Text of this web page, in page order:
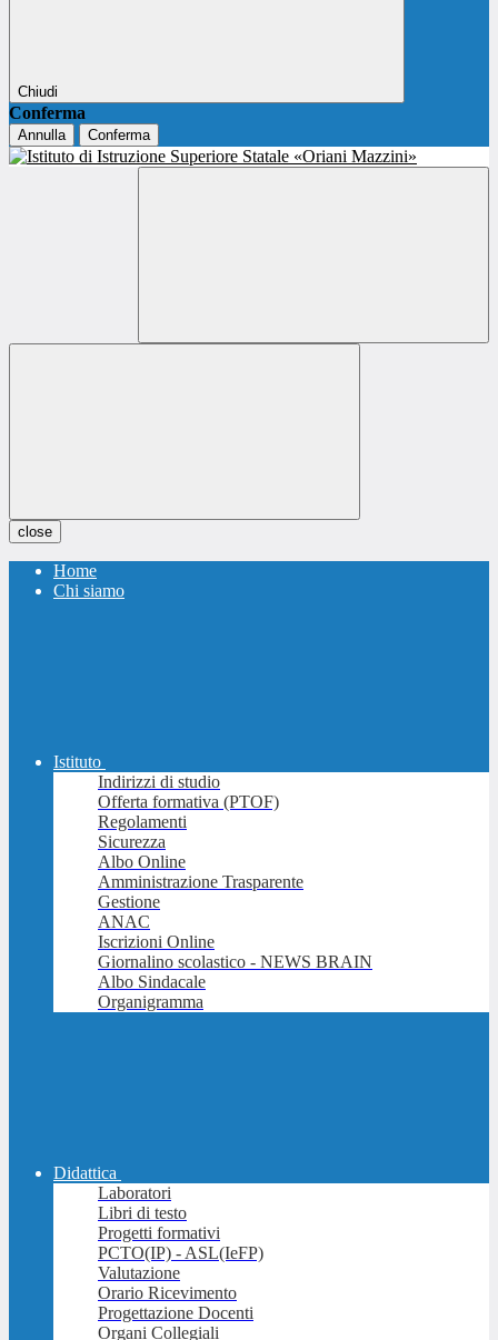
Chiudi
Conferma
Annulla Conferma
close
Home
Chi siamo
Istituto
Indirizzi di studio
Offerta formativa (PTOF)
Regolamenti
Sicurezza
Albo Online
Amministrazione Trasparente
Gestione
ANAC
Iscrizioni Online
Giornalino scolastico - NEWS BRAIN
Albo Sindacale
Organigramma
Didattica
Laboratori
Libri di testo
Progetti formativi
PCTO(IP) - ASL(IeFP)
Valutazione
Orario Ricevimento
Progettazione Docenti
Organi Collegiali